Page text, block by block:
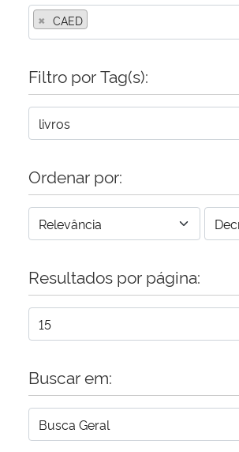
× CAED
Filtro por Tag(s):
Ordenar por:
Resultados por página:
Buscar em: